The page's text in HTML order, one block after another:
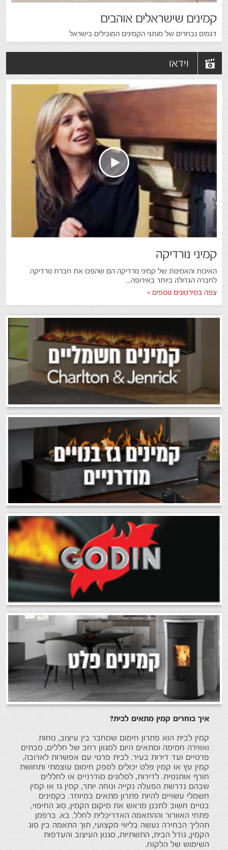
קמינים שישראלים אוהבים
דגמים נבחרים של מותגי הקמינים המובילים בישראל
קמין עץ NORDICA PREMIUM
יש הרבה קמינים טובים שיודעים לחמם, רק שהאיטלקים, יודעים לעשות
את זה עם סטייל. והרבה.
וידאו
קמיני נורדיקה
האיכות והאמינות של קמיני נורדיקה הם שהפכו את חברת נורדיקה
לחברה הגדולה ביותר באירופה...
צפה בסירטונים נוספים >
איך בוחרים קמין מתאים לבית?
קמין לבית הוא פתרון חימום שמחבר בין עיצוב, נוחות
ואווירה חמימה ומתאים היום למגוון רחב של חללים, מבתים
פרטיים ועד דירות בעיר. לבית פרטי עם אפשרות לארובה,
קמין עץ או קמין פלט יכולים לספק חימום עוצמתי ותחושת
חורף אותנטית. לדירות, לסלונים מודרניים או לחללים
שבהם נדרשת הפעלה נקייה ונוחה יותר, קמין גז או קמין
חשמלי עשויים להיות פתרון מתאים במיוחד. בקמינים
בנויים חשוב לתכנן מראש את מיקום הקמין, סוג החיפוי,
פתחי האוורור וההתאמה האדריכלית לחלל. בא. ברפמן
תהליך הבחירה נעשה בליווי מקצועי, תוך התאמה בין סוג
הקמין, גודל הבית, התשתיות, סגנון העיצוב והעדפות
השימוש של הלקוח.